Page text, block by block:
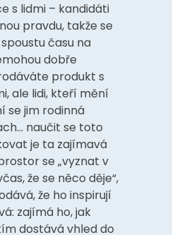
s lidmi – kandidáti
pravdu, takže se
času na
dobře
produkt s
ale lidi, kteří mění
se jim rodinná
naučit se toto
je ta zajímavá
se „vyznat v
že se něco děje“,
že ho inspirují
zajímá ho, jak
dostává vhled do